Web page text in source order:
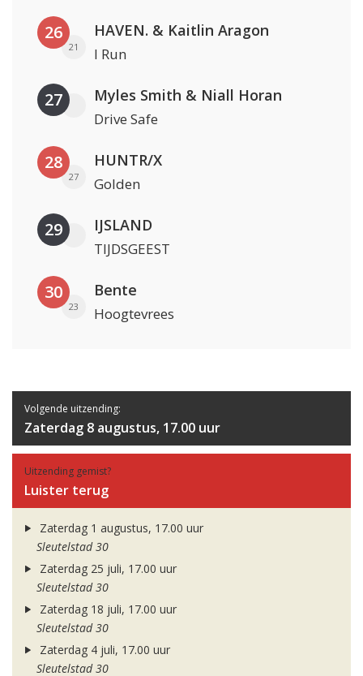
26
21
HAVEN. & Kaitlin Aragon
I Run
27 Myles Smith & Niall Horan
Drive Safe
28
27
HUNTR/X
Golden
29 IJSLAND
TIJDSGEEST
30
23
Bente
Hoogtevrees
Volgende uitzending:
Zaterdag 8 augustus, 17.00 uur
Uitzending gemist?
Luister terug
Zaterdag 1 augustus, 17.00 uur
Sleutelstad 30
Zaterdag 25 juli, 17.00 uur
Sleutelstad 30
Zaterdag 18 juli, 17.00 uur
Sleutelstad 30
Zaterdag 4 juli, 17.00 uur
Sleutelstad 30